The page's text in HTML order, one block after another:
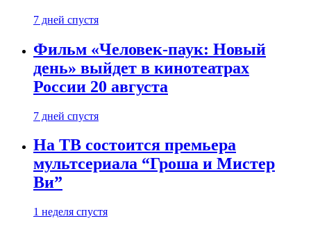
7 дней спустя
Фильм «Человек-паук: Новый
день» выйдет в кинотеатрах
России 20 августа
7 дней спустя
На ТВ состоится премьера
мультсериала “Гроша и Мистер
Ви”
1 неделя спустя